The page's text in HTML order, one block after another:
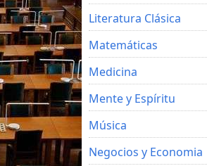
Literatura Clásica
Matemáticas
Medicina
Mente y Espíritu
Música
Negocios y Economia